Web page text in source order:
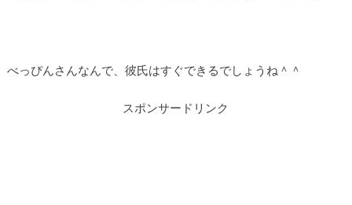
べっぴんさんなんで、彼氏はすぐできるでしょうね＾＾
スポンサードリンク